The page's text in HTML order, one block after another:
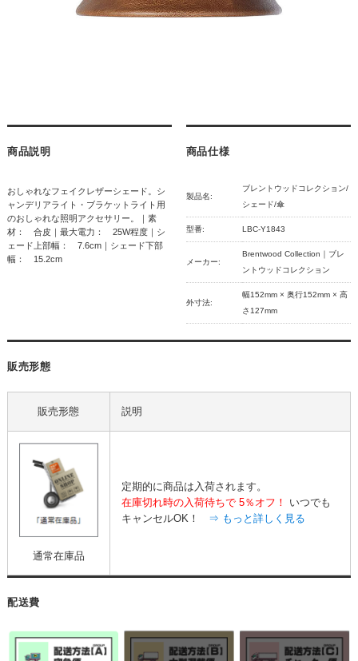
商品説明
おしゃれなフェイクレザーシェード。シ
ャンデリアライト・ブラケットライト用
のおしゃれな照明アクセサリー。｜素
材： 合皮｜最大電力： 25W程度｜シ
ェード上部幅： 7.6cm｜シェード下部
幅： 15.2cm
商品仕様
製品名:
ブレントウッドコレクション/
シェード/傘
型番: LBC-Y1843
メーカー:
Brentwood Collection｜ブレ
ントウッドコレクション
外寸法:
幅152mm × 奥行152mm × 高
さ127mm
販売形態
販売形態 説明
通常在庫品
定期的に商品は入荷されます。
在庫切れ時の入荷待ちで 5％オフ！
いつでも
キャンセルOK！
⇒ もっと詳しく見る
配送費